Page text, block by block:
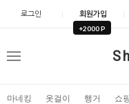
로그인 회원가입
+2000 P
메
마네킹 옷걸이 행거 쇼